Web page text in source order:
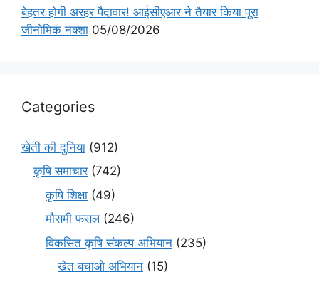
बेहतर होगी अरहर पैदावार! आईसीएआर ने तैयार किया पूरा
जीनोमिक नक्शा 05/08/2026
Categories
खेती की दुनिया (912)
कृषि समाचार(742)
कृषि शिक्षा (49)
मौसमी फसल(246)
विकसित कृषि संकल्प अभियान (235)
खेत बचाओ अभियान (15)